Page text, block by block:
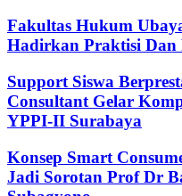
Fakultas Hukum
Hadirkan Praktisi Dan
Support Siswa
Consultant Gelar
YPPI-II Surabaya
Konsep Smart
Jadi Sorotan Prof Dr